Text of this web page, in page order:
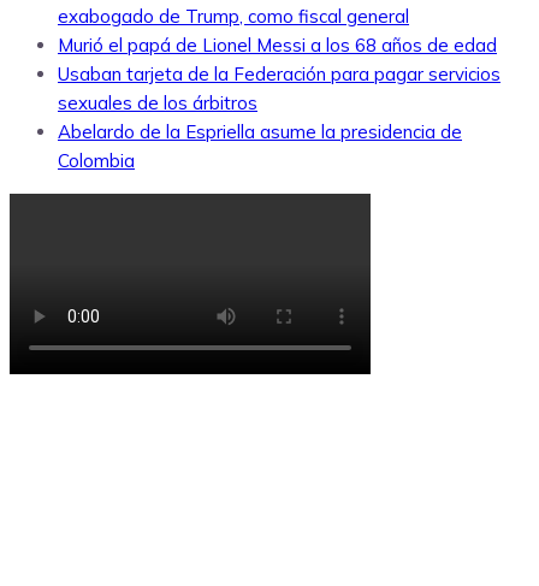
exabogado de Trump, como fiscal general
Murió el papá de Lionel Messi a los 68 años de edad
Usaban tarjeta de la Federación para pagar servicios
sexuales de los árbitros
Abelardo de la Espriella asume la presidencia de
Colombia